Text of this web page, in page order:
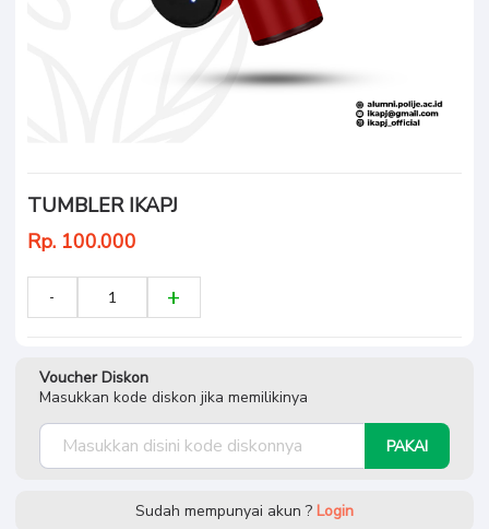
TUMBLER IKAPJ
Rp. 100.000
Voucher Diskon
Masukkan kode diskon jika memilikinya
PAKAI
Sudah mempunyai akun ? Login